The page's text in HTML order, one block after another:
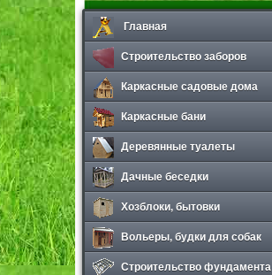
Главная
Строительство заборов
Каркасные садовые дома
Каркасные бани
Деревянные туалеты
Дачные беседки
Хозблоки, бытовки
Вольеры, будки для собак
Строительство фундамента